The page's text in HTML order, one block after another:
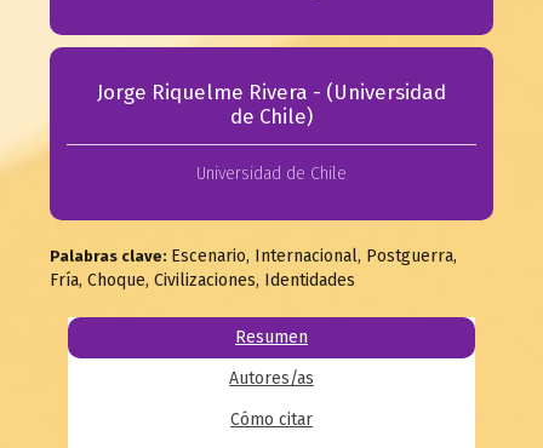
Jorge Riquelme Rivera - (Universidad
de Chile)
Universidad de Chile
Palabras clave: Escenario, Internacional, Postguerra,
Fría, Choque, Civilizaciones, Identidades
Resumen
Autores/as
Cómo citar